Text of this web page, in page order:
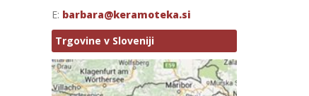
E: barbara@keramoteka.si
Trgovine v Sloveniji